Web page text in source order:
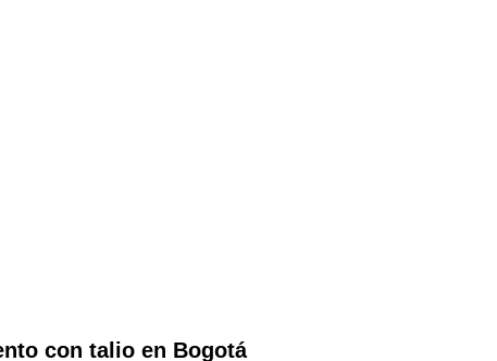
con talio en Bogotá